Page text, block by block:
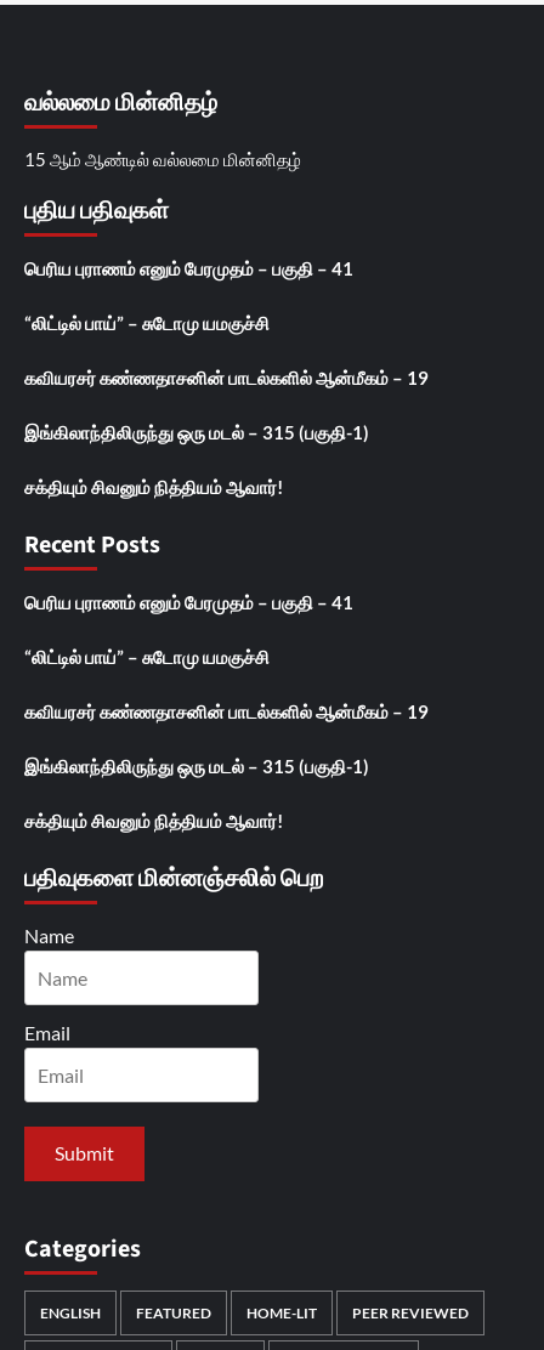
வல்லமை மின்னிதழ்
15 ஆம் ஆண்டில் வல்லமை மின்னிதழ்
புதிய பதிவுகள்
பெரிய புராணம் எனும் பேரமுதம் – பகுதி – 41
“லிட்டில் பாய்” – சுடோமு யமகுச்சி
கவியரசர் கண்ணதாசனின் பாடல்களில் ஆன்மீகம் – 19
இங்கிலாந்திலிருந்து ஒரு மடல் – 315 (பகுதி-1)
சக்தியும் சிவனும் நித்தியம் ஆவார்!
Recent Posts
பெரிய புராணம் எனும் பேரமுதம் – பகுதி – 41
“லிட்டில் பாய்” – சுடோமு யமகுச்சி
கவியரசர் கண்ணதாசனின் பாடல்களில் ஆன்மீகம் – 19
இங்கிலாந்திலிருந்து ஒரு மடல் – 315 (பகுதி-1)
சக்தியும் சிவனும் நித்தியம் ஆவார்!
பதிவுகளை மின்னஞ்சலில் பெற
Name
Email
Categories
ENGLISH FEATURED HOME-LIT PEER REVIEWED